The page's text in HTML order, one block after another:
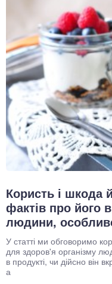
Користь і шкода
фактів про його
людини,
У статті ми обговоримо
для здоров'я організму
в продукті, чи дійсно він
а